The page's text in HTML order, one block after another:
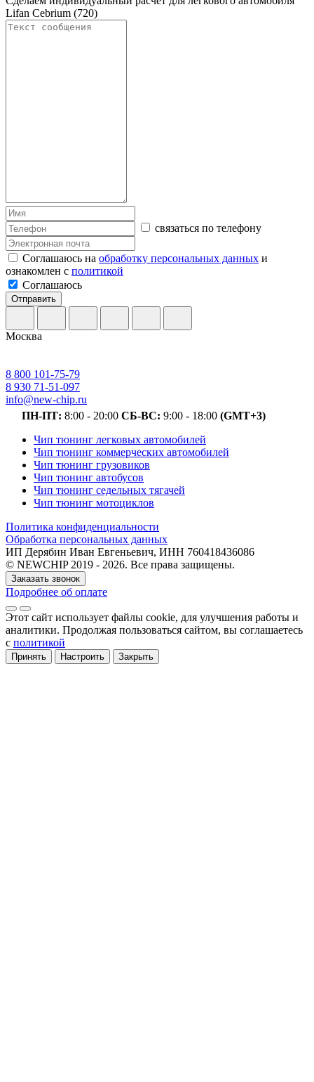
Lifan Cebrium (720)
связаться по телефону
Соглашаюсь на обработку персональных данных и
ознакомлен с политикой
Соглашаюсь
Отправить
Москва
8 800 101-75-79
8 930 71-51-097
info@new-chip.ru
ПН-ПТ: 8:00 - 20:00 СБ-ВС: 9:00 - 18:00 (GMT+3)
Чип тюнинг легковых автомобилей
Чип тюнинг коммерческих автомобилей
Чип тюнинг грузовиков
Чип тюнинг автобусов
Чип тюнинг седельных тягачей
Чип тюнинг мотоциклов
Политика конфиденциальности
Обработка персональных данных
ИП Дерябин Иван Евгеньевич, ИНН 760418436086
© NEWCHIP 2019 - 2026. Все права защищены.
Заказать звонок
Подробнее об оплате
Этот сайт использует файлы cookie, для улучшения работы и
аналитики. Продолжая пользоваться сайтом, вы соглашаетесь
с политикой
Принять Настроить Закрыть